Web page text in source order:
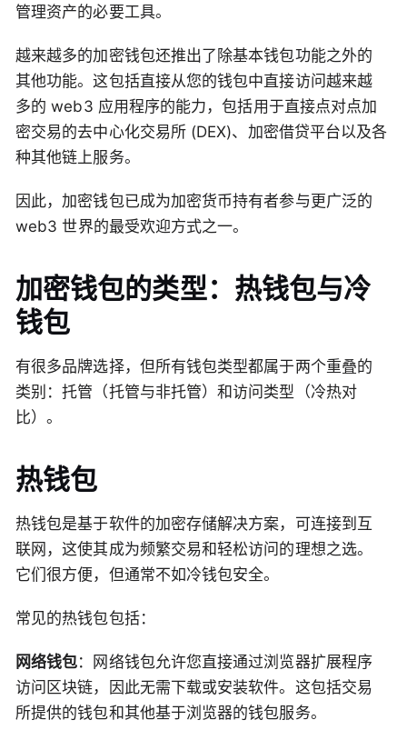
管理资产的必要工具。
越来越多的加密钱包还推出了除基本钱包功能之外的
其他功能。这包括直接从您的钱包中直接访问越来越
多的 web3 应用程序的能力，包括用于直接点对点加
密交易的去中心化交易所 (DEX)、加密借贷平台以及各
种其他链上服务。
因此，加密钱包已成为加密货币持有者参与更广泛的
web3 世界的最受欢迎方式之一。
加密钱包的类型：热钱包与冷
钱包
有很多品牌选择，但所有钱包类型都属于两个重叠的
类别：托管（托管与非托管）和访问类型（冷热对
比）。
热钱包
热钱包是基于软件的加密存储解决方案，可连接到互
联网，这使其成为频繁交易和轻松访问的理想之选。
它们很方便，但通常不如冷钱包安全。
常见的热钱包包括：
网络钱包：网络钱包允许您直接通过浏览器扩展程序
访问区块链，因此无需下载或安装软件。这包括交易
所提供的钱包和其他基于浏览器的钱包服务。